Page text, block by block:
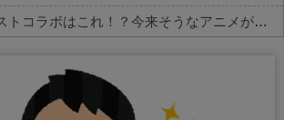
【期待】次のモンストコラボはこれ！？今来そうなアニメが話題に